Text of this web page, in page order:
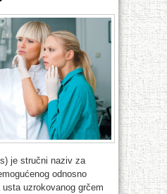
je stručni naziv za
odnosno
uzrokovanog grčem